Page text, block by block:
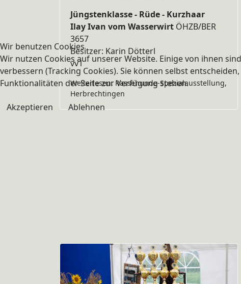
Jüngstenklasse - Rüde - Kurzhaar
Ilay Ivan vom Wasserwirt ÖHZB/BER
3657
Besitzer: Karin Dötterl
vv1
Weiterlesen: Rassehunde-Spezialausstellung,
Herbrechtingen
Wir benutzen Cookies
Wir nutzen Cookies auf unserer Website. Einige von ihnen
verbessern (Tracking Cookies). Sie können selbst
Funktionalitäten der Seite zur Verfügung stehen.
Akzeptieren Ablehnen